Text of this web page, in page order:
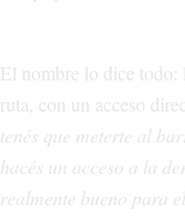
El nombre lo dice todo:
ruta, con un acceso
tenés que meterte al
hacés un acceso a la
realmente bueno para